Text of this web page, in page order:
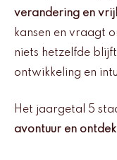
verandering en
kansen en vraagt
niets hetzelfde
ontwikkeling en
Het jaargetal 5
avontuur en